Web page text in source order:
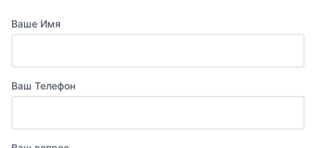
Ваше Имя
Ваш Телефон